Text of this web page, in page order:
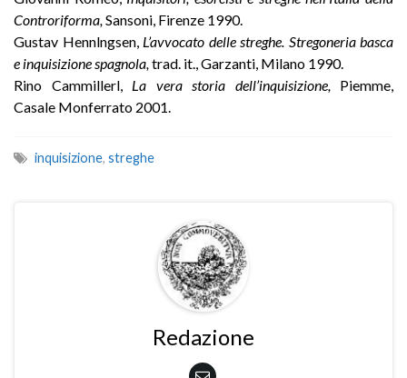
Controriforma, Sansoni, Firenze 1990.
Gustav Hennlngsen, L’avvocato delle streghe. Stregoneria basca
e inquisizione spagnola, trad. it., Garzanti, Milano 1990.
Rino Cammillerl, La vera storia dell’inquisizione, Piemme,
Casale Monferrato 2001.
inquisizione, streghe
Redazione